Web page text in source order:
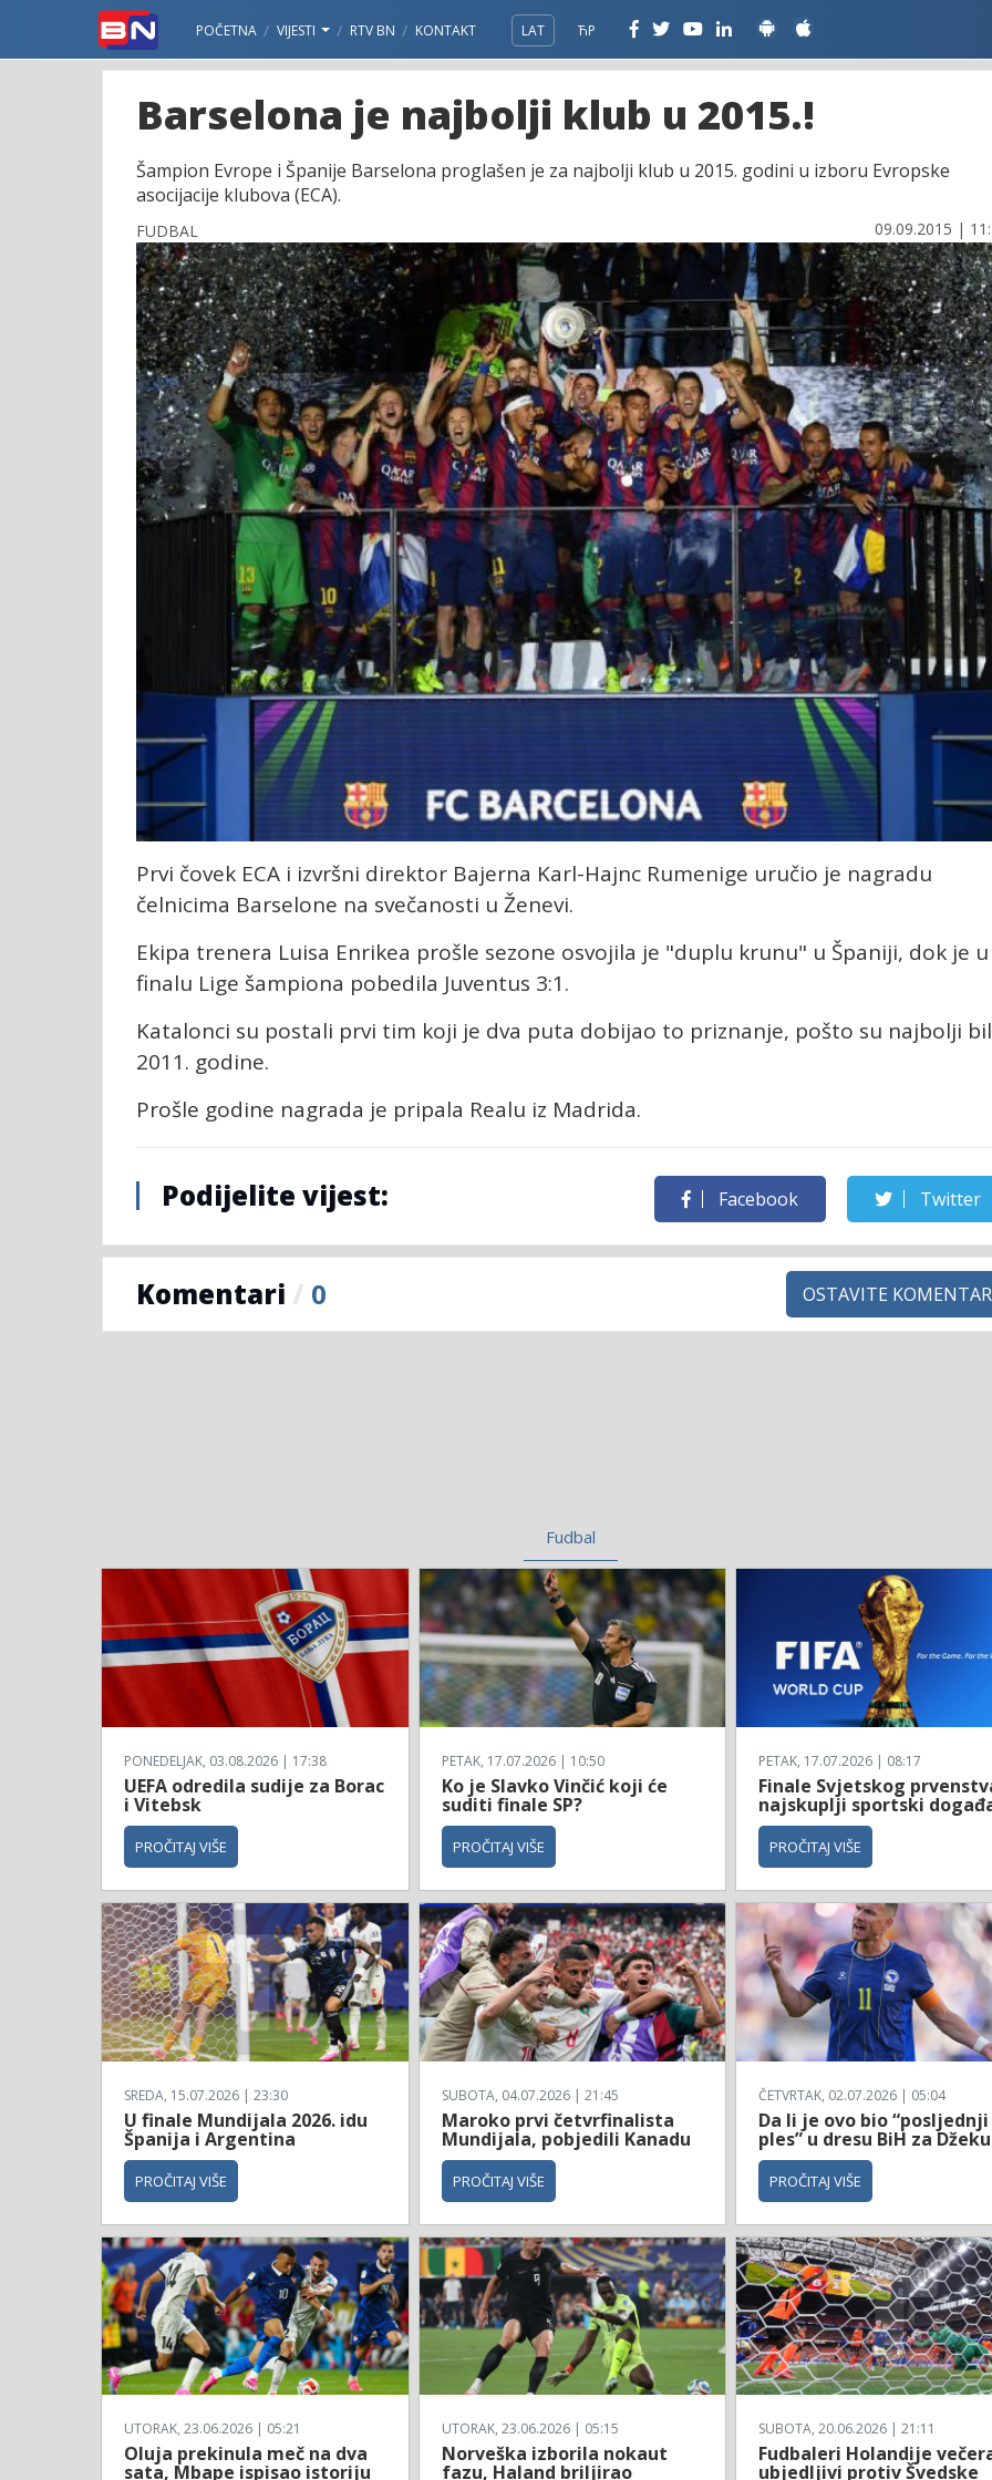
POČETNA VIJESTI RTV BN KONTAKT LAT ЋР
Barselona je najbolji klub u 2015.!
Šampion Evrope i Španije Barselona proglašen je za najbolji klub u 2015. godini u izboru Evropske
asocijacije klubova (ECA).
FUDBAL 09.09.2015 |
Prvi čovek ECA i izvršni direktor Bajerna Karl-Hajnc Rumenige uručio je nagradu
čelnicima Barselone na svečanosti u Ženevi.
Ekipa trenera Luisa Enrikea prošle sezone osvojila je "duplu krunu" u Španiji, dok je u
finalu Lige šampiona pobedila Juventus 3:1.
Katalonci su postali prvi tim koji je dva puta dobijao to priznanje, pošto su najbolji
2011. godine.
Prošle godine nagrada je pripala Realu iz Madrida.
Podijelite vijest: Facebook Twitter
Komentari / 0 OSTAVITE KOMENTAR
Fudbal
PONEDELJAK, 03.08.2026 | 17:38
UEFA odredila sudije za Borac
i Vitebsk
PROČITAJ VIŠE
PETAK, 17.07.2026 | 10:50
Ko je Slavko Vinčić koji će
suditi finale SP?
PROČITAJ VIŠE
PETAK, 17.07.2026 | 08:17
Finale Svjetskog
najskuplji sportski
PROČITAJ VIŠE
SREDA, 15.07.2026 | 23:30
U finale Mundijala 2026. idu
Španija i Argentina
PROČITAJ VIŠE
SUBOTA, 04.07.2026 | 21:45
Maroko prvi četvrfinalista
Mundijala, pobjedili Kanadu
PROČITAJ VIŠE
ČETVRTAK, 02.07.2026 | 05:04
Da li je ovo bio “posljednji
ples” u dresu BiH za Džeku
PROČITAJ VIŠE
UTORAK, 23.06.2026 | 05:21
Oluja prekinula meč na dva
sata, Mbape ispisao istoriju
UTORAK, 23.06.2026 | 05:15
Norveška izborila nokaut
fazu, Haland briljirao
SUBOTA, 20.06.2026 | 21:11
Fudbaleri Holandije
ubjedljivi protiv Švedske